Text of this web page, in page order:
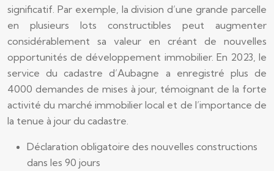
significatif. Par exemple, la division d’une grande parcelle
en plusieurs lots constructibles peut augmenter
considérablement sa valeur en créant de nouvelles
opportunités de développement immobilier. En 2023, le
service du cadastre d’Aubagne a enregistré plus de
4000 demandes de mises à jour, témoignant de la forte
activité du marché immobilier local et de l’importance de
la tenue à jour du cadastre.
Déclaration obligatoire des nouvelles constructions
dans les 90 jours